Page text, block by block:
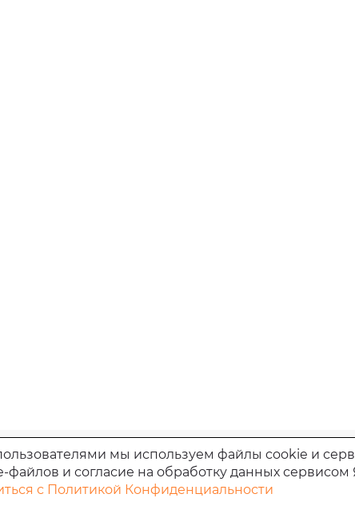
района Пензенской
Я соглашаюсь
мы используем файлы cookie и
и согласие на обработку данных
с Политикой Конфиденциальности